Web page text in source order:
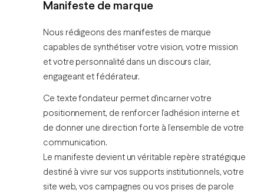
Manifeste de marque
Nous rédigeons des manifestes de marque
capables de synthétiser votre vision, votre mission
et votre personnalité dans un discours clair,
engageant et fédérateur.
Ce texte fondateur permet d’incarner votre
positionnement, de renforcer l’adhésion interne et
de donner une direction forte à l’ensemble de votre
communication.
Le manifeste devient un véritable repère stratégique
destiné à vivre sur vos supports institutionnels, votre
site web, vos campagnes ou vos prises de parole